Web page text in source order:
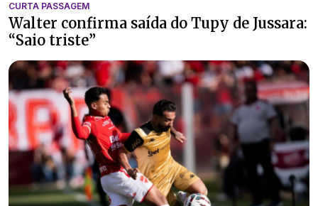
CURTA PASSAGEM
Walter confirma saída do Tupy de Jussara:
“Saio triste”